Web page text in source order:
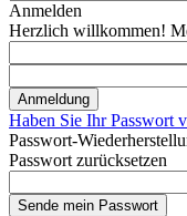
Anmelden
Herzlich willkommen!
Haben Sie Ihr Passwort
Passwort-
Passwort zurücksetzen